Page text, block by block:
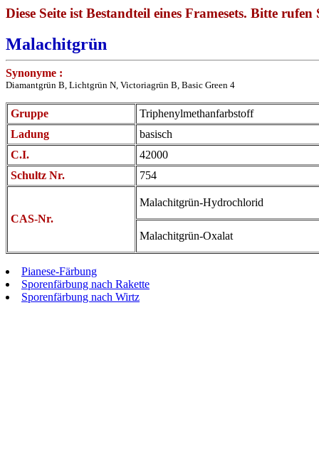
Diese Seite ist Bestandteil eines Framesets. Bitte rufen
Malachitgrün
Synonyme :
Diamantgrün B, Lichtgrün N, Victoriagrün B, Basic Green 4
Gruppe
Triphenylmethanfarbstoff
Ladung
basisch
C.I.
42000
Schultz Nr.
754
CAS-Nr.
Malachitgrün-Hydrochlorid
Malachitgrün-Oxalat
Pianese-Färbung
Sporenfärbung nach Rakette
Sporenfärbung nach Wirtz